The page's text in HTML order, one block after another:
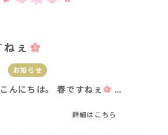
ぇ
お知らせ
んにちは。 春ですねぇ 昨日ですが、桜をを見に行ってきました(*'ω'
詳細はこちら